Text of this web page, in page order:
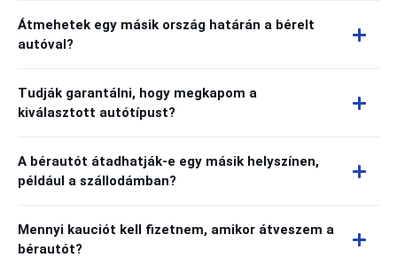
Átmehetek egy másik ország határán a bérelt
autóval?
Tudják garantálni, hogy megkapom a
kiválasztott autótípust?
A bérautót átadhatják-e egy másik helyszínen,
például a szállodámban?
Mennyi kauciót kell fizetnem, amikor átveszem a
bérautót?